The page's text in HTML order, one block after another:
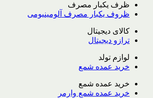
ظرف یکبار مصرف
ظروف یکبار مصرف آلومینیومی
کالای دیجیتال
ترازو دیجیتال
لوازم تولد
خرید عمده شمع
خرید عمده شمع
خرید عمده شمع وارمر